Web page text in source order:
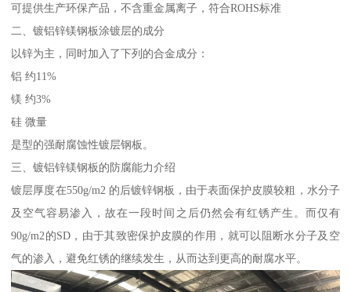
可提供生产环保产品，不含重金属离子，符合ROHS标准
二、镀铝锌镁钢板涂镀层的成分
以锌为主，同时加入了下列的合金成分：
铝 约11%
镁 约3%
硅 微量
是型的强耐腐蚀性镀层钢板。
三、镀铝锌镁钢板的防腐能力介绍
镀层厚度在550g/m2 的后镀锌钢板，由于表面保护皮膜较粗，水分子
及空气容易渗入，故在一段时间之后仍然会有红锈产生。而仅有
90g/m2的SD，由于其致密保护皮膜的作用，就可以阻断水分子及空
气的渗入，避免红锈的继续发生，从而达到更高的耐腐水平。